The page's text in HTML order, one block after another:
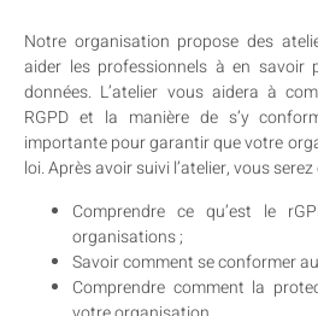
Notre organisation propose des
aider les professionnels à en savoir
données. L’atelier vous aidera à
RGPD et la manière de s’y
importante pour garantir que votre
loi. Après avoir suivi l’atelier, vous
Comprendre ce qu’est le
organisations ;
Savoir comment se conformer
Comprendre comment la